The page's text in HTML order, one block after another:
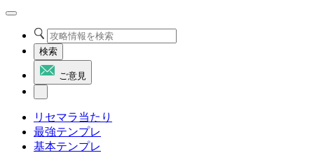
検索
ご意見
リセマラ当たり
最強テンプレ
基本テンプレ